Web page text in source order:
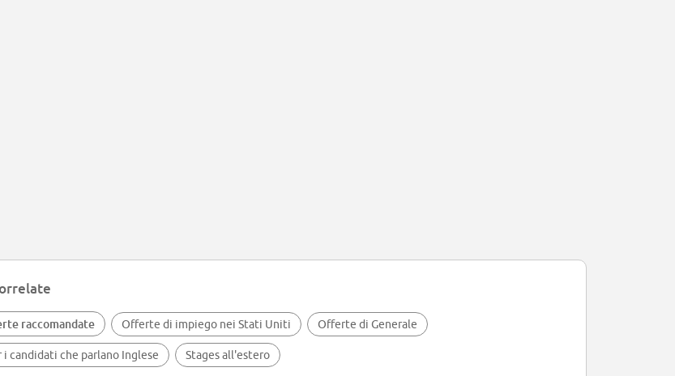
raccomandate Offerte di impiego nei Stati Uniti Offerte di Generale
candidati che parlano Inglese Stages all'estero